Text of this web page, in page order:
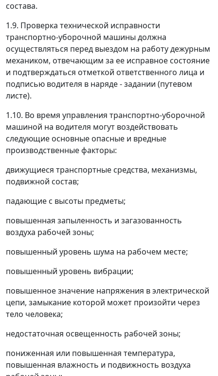
состава.
1.9. Проверка технической исправности
транспортно-уборочной машины должна
осуществляться перед выездом на работу дежурным
механиком, отвечающим за ее исправное состояние
и подтверждаться отметкой ответственного лица и
подписью водителя в наряде - задании (путевом
листе).
1.10. Во время управления транспортно-уборочной
машиной на водителя могут воздействовать
следующие основные опасные и вредные
производственные факторы:
движущиеся транспортные средства, механизмы,
подвижной состав;
падающие с высоты предметы;
повышенная запыленность и загазованность
воздуха рабочей зоны;
повышенный уровень шума на рабочем месте;
повышенный уровень вибрации;
повышенное значение напряжения в электрической
цепи, замыкание которой может произойти через
тело человека;
недостаточная освещенность рабочей зоны;
пониженная или повышенная температура,
повышенная влажность и подвижность воздуха